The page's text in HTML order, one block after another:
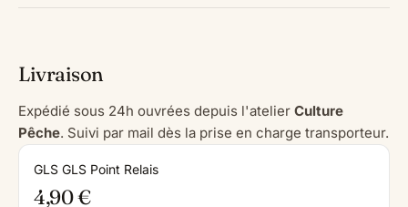
Livraison
Expédié sous 24h ouvrées depuis l'atelier Culture
Pêche. Suivi par mail dès la prise en charge transporteur.
GLS GLS Point Relais
4,90 €